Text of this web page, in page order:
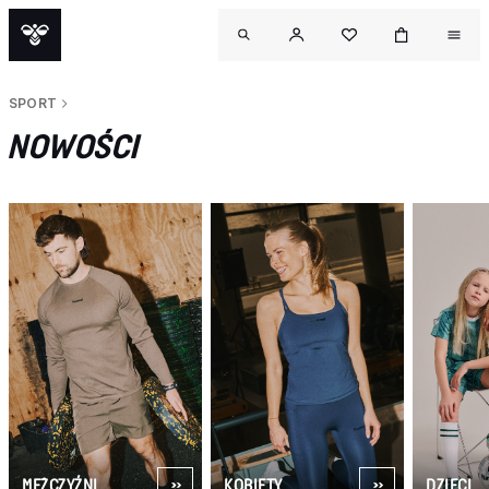
SPORT
NOWOŚCI
MĘŻCZYŹNI KOBIETY DZIECI